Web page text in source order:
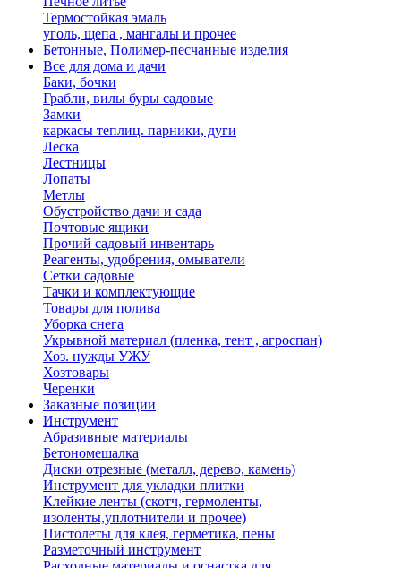
Термостойкая эмаль
уголь, щепа , мангалы и прочее
Бетонные, Полимер-песчанные изделия
Все для дома и дачи
Баки, бочки
Грабли, вилы буры садовые
Замки
каркасы теплиц. парники, дуги
Леска
Лестницы
Лопаты
Метлы
Обустройство дачи и сада
Почтовые ящики
Прочий садовый инвентарь
Реагенты, удобрения, омыватели
Сетки садовые
Тачки и комплектующие
Товары для полива
Уборка снега
Укрывной материал (пленка, тент , агроспан)
Хоз. нужды УЖУ
Хозтовары
Черенки
Заказные позиции
Инструмент
Абразивные материалы
Бетономешалка
Диски отрезные (металл, дерево, камень)
Инструмент для укладки плитки
Клейкие ленты (скотч, гермоленты,
изоленты,уплотнители и прочее)
Пистолеты для клея, герметика, пены
Разметочный инструмент